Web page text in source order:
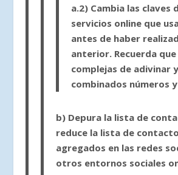
a.2) Cambia las claves
servicios online que
antes de haber
anterior. Recuerda
complejas de adivinar
combinados números
b) Depura la lista de
reduce la lista de
agregados en las redes
otros entornos sociales